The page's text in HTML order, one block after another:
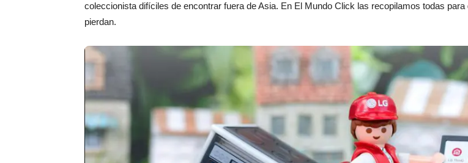
coleccionista difíciles de encontrar fuera de Asia. En El Mundo Click las recopilamos todas para
pierdan.